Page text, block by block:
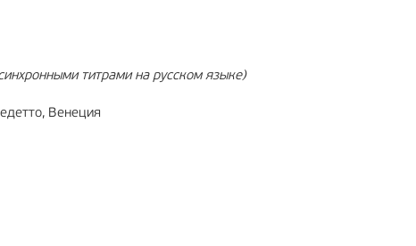
титрами на русском языке)
Венеция